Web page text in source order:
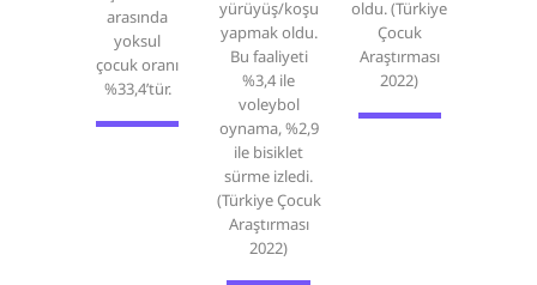
arasında
yoksul
çocuk oranı
%33,4’tür.
yürüyüş/koşu
yapmak oldu.
Bu faaliyeti
%3,4 ile
voleybol
oynama, %2,9
ile bisiklet
sürme izledi.
(Türkiye Çocuk
Araştırması
2022)
oldu. (Türkiye
Çocuk
Araştırması
2022)